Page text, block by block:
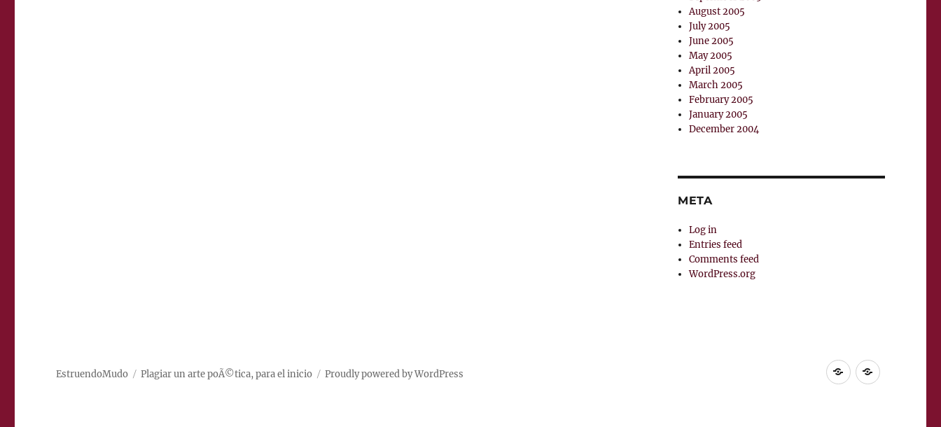
August 2005
July 2005
June 2005
May 2005
April 2005
March 2005
February 2005
January 2005
December 2004
META
Log in
Entries feed
Comments feed
WordPress.org
HomeSupuesta
EstruendoMudo Plagiar un arte poÃ©tica, para el inicio Proudly powered by WordPress